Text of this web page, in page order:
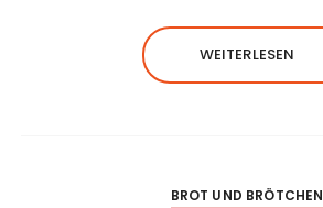
WEITERLESEN
BROT UND BRÖTCHEN